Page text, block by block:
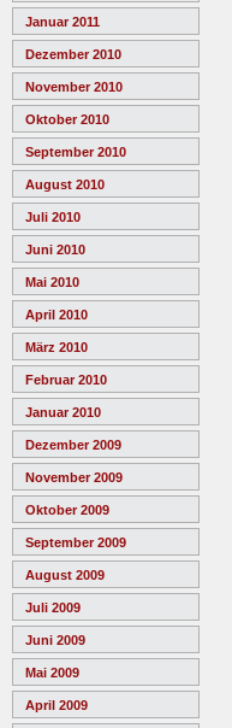
Januar 2011
Dezember 2010
November 2010
Oktober 2010
September 2010
August 2010
Juli 2010
Juni 2010
Mai 2010
April 2010
März 2010
Februar 2010
Januar 2010
Dezember 2009
November 2009
Oktober 2009
September 2009
August 2009
Juli 2009
Juni 2009
Mai 2009
April 2009